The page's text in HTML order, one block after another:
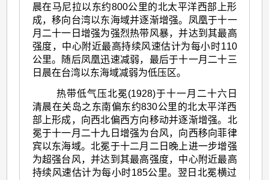
晨在马尼拉以东约800公里的北太平洋西部上形
成，移向台湾以东海域并逐渐增强。凤凰于十一
月二十一日增强为强烈热带风暴，并达到其最高
强度，中心附近最高持续风速估计为每小时110
公里。随后凤凰迅速减弱，最后于十一月二十三
日晨在台湾以东海域减弱为低压区。
热带低气压北冕(1928)于十一月二十六日
清晨在关岛之东南偏东约830公里的北太平洋西
部上形成，向西北偏西方向移动并逐渐增强。北
冕于十一月二十九日增强为台风，向西移向菲律
宾以东海域。北冕于十二月二日晚上进一步增强
为超强台风，并达到其最高强度，中心附近最高
持续风速估计为每小时185公里。翌日北冕横过